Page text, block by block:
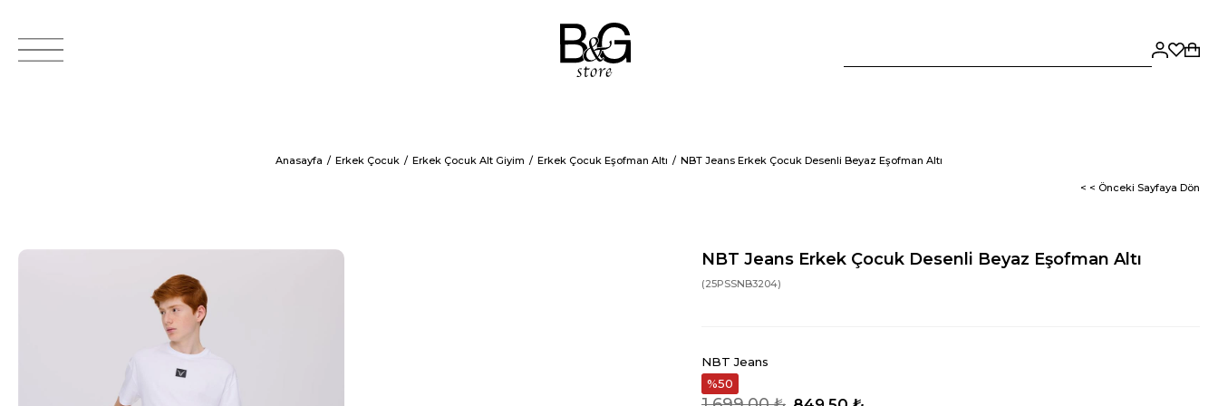
Anasayfa Erkek Çocuk Erkek Çocuk Alt Giyim Erkek Çocuk Eşofman Altı NBT Jeans Erkek Çocuk Desenli Beyaz Eşofman Altı
< < Önceki Sayfaya Dön
NBT Jeans Erkek Çocuk Desenli Beyaz Eşofman Altı
(25PSSNB3204)
NBT Jeans
50